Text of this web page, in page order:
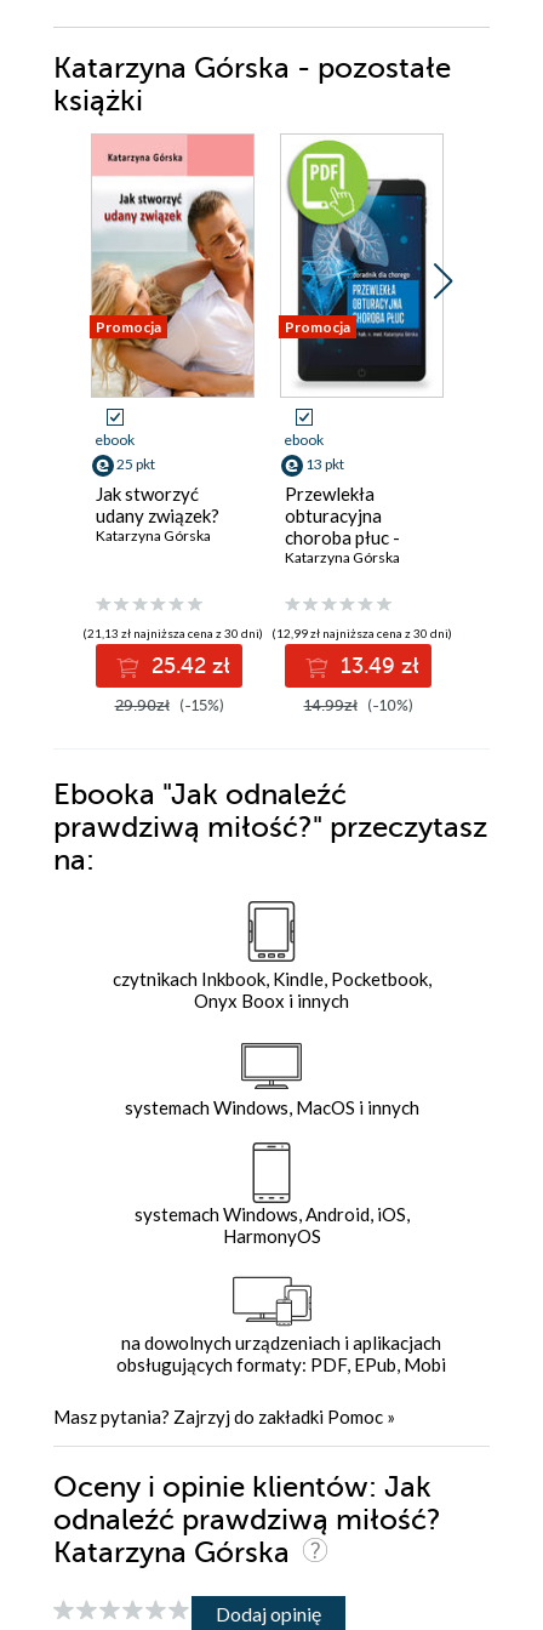
Katarzyna Górska - pozostałe
książki
Promocja
ebook
25 pkt
Jak stworzyć
udany związek?
Katarzyna Górska
(21,13 zł najniższa cena z 30 dni)
25.42 zł
29.90zł (-15%)
Promocja
ebook
13 pkt
Przewlekła
obturacyjna
choroba płuc -
poradnik dla
Katarzyna Górska
(12,99 zł najniższa cena z 30 dni)
13.49 zł
14.99zł (-10%)
Ebooka "Jak odnaleźć
prawdziwą miłość?" przeczytasz
na:
czytnikach Inkbook, Kindle, Pocketbook,
Onyx Boox i innych
systemach Windows, MacOS i innych
systemach Windows, Android, iOS,
HarmonyOS
na dowolnych urządzeniach i aplikacjach
obsługujących formaty: PDF, EPub, Mobi
Masz pytania? Zajrzyj do zakładki Pomoc »
Oceny i opinie klientów: Jak
odnaleźć prawdziwą miłość?
Katarzyna Górska
Dodaj opinię